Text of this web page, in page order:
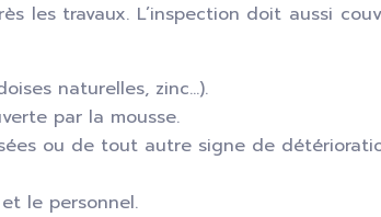
les travaux. L’inspection doit aussi
naturelles, zinc…).
par la mousse.
ou de tout autre signe de
le personnel.